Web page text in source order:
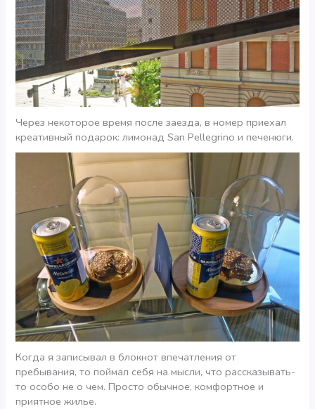
Через некоторое время после заезда, в номер приехал
креативный подарок: лимонад San Pellegrino и печенюги.
Когда я записывал в блокнот впечатления от
пребывания, то поймал себя на мысли, что рассказывать-
то особо не о чем. Просто обычное, комфортное и
приятное жилье.